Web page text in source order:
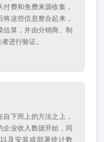
费和免费来源收集，
这些信息整合起来，
估算，并由分销商、制
进行验证。
下而上的方法之上，
企业收入数据开始，同
及安装或部署统计数